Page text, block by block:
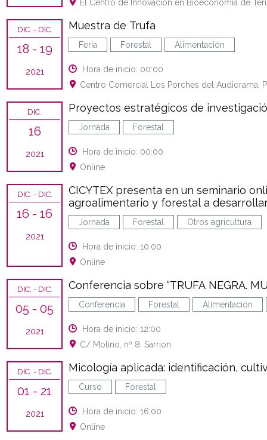
El Centro de Innovación en Bioeconomía de
DIC. - DIC.
18 - 19
2021
Muestra de Trufa
Feria Forestal Alimentación
Hora de inicio: 00:00
Centro Comercial Los Porches del Audiorama,
DIC.
16
2021
Proyectos estratégicos de
Jornada Forestal
Hora de inicio: 00:00
Online
DIC. - DIC.
16 - 16
2021
CICYTEX presenta en un seminario
agroalimentario y forestal a
Jornada Forestal Otros agricultura
Hora de inicio: 10:00
Online
DIC. - DIC.
05 - 05
2021
Conferencia sobre “TRUFA NEGRA.
Conferencia Forestal Alimentación
Hora de inicio: 12:00
C/ Molino, nº 8. Sarrion
DIC. - DIC.
01 - 21
2021
Micología aplicada: identificación,
Curso Forestal
Hora de inicio: 16:00
Online